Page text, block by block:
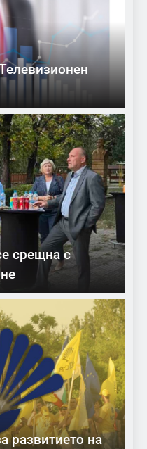
срещна с
развитието на